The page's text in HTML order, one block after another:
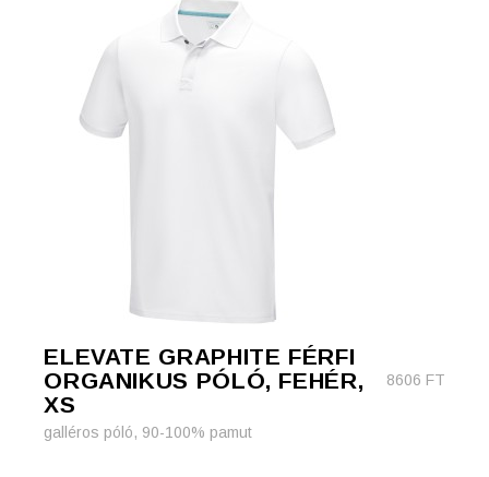
ELEVATE GRAPHITE FÉRFI
ORGANIKUS PÓLÓ, FEHÉR,
XS
8606 FT
galléros póló, 90-100% pamut